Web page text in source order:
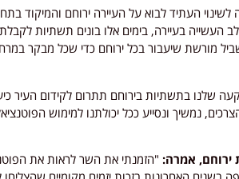
לשינוי העתיד לבוא על העיירה ירוחם והמיקוד
העשייה בעיירה, בימים אלו בונים תשתיות לקבלת
מורשת שיעבור בכל ירוחם כדי שכל מבקר
שלנו בתשתיות בירוחם תתרום לקידום העיר
נמשיך ונסייע ככל יכולתנו למימוש
ירוחם, אמרה: "הזמנתי את השר לראות את